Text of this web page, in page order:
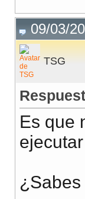
09/03/
TSG
Es que